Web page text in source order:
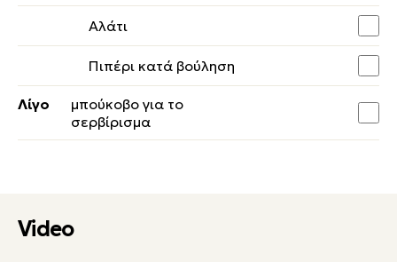
Αλάτι
Πιπέρι κατά βούληση
Λίγο
μπούκοβο για το
σερβίρισμα
Video